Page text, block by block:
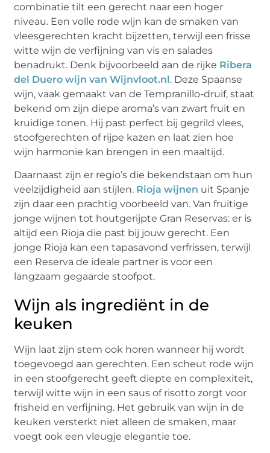
combinatie tilt een gerecht naar een hoger
niveau. Een volle rode wijn kan de smaken van
vleesgerechten kracht bijzetten, terwijl een frisse
witte wijn de verfijning van vis en salades
benadrukt. Denk bijvoorbeeld aan de rijke Ribera
del Duero wijn van Wijnvloot.nl. Deze Spaanse
wijn, vaak gemaakt van de Tempranillo-druif, staat
bekend om zijn diepe aroma’s van zwart fruit en
kruidige tonen. Hij past perfect bij gegrild vlees,
stoofgerechten of rijpe kazen en laat zien hoe
wijn harmonie kan brengen in een maaltijd.
Daarnaast zijn er regio’s die bekendstaan om hun
veelzijdigheid aan stijlen. Rioja wijnen uit Spanje
zijn daar een prachtig voorbeeld van. Van fruitige
jonge wijnen tot houtgerijpte Gran Reservas: er is
altijd een Rioja die past bij jouw gerecht. Een
jonge Rioja kan een tapasavond verfrissen, terwijl
een Reserva de ideale partner is voor een
langzaam gegaarde stoofpot.
Wijn als ingrediënt in de
keuken
Wijn laat zijn stem ook horen wanneer hij wordt
toegevoegd aan gerechten. Een scheut rode wijn
in een stoofgerecht geeft diepte en complexiteit,
terwijl witte wijn in een saus of risotto zorgt voor
frisheid en verfijning. Het gebruik van wijn in de
keuken versterkt niet alleen de smaken, maar
voegt ook een vleugje elegantie toe.